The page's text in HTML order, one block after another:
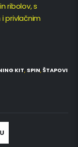
ribolov, s
privlačnim
KIT, SPIN,ŠTAPOVI